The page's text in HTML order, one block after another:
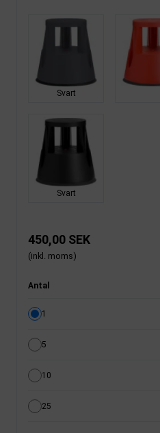
Svart
Svart
450,00 SEK
(inkl. moms)
Antal
1
5
10
25